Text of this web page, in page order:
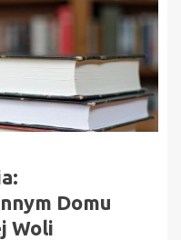
Domu
Woli